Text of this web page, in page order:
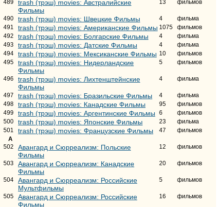
489
trash (трэш) movies: Австралийские
Фильмы
13 фильмов
490 trash (трэш) movies: Швецкие Фильмы 4
фильма
491
trash (трэш) movies: Американские Фильмы 1075
фильмов
492
trash (трэш) movies: Болгарские Фильмы 4
фильма
493
trash (трэш) movies: Датские Фильмы 4
фильма
494
trash (трэш) movies: Мексиканские Фильмы 10
фильмов
495
trash (трэш) movies: Нидерландские
Фильмы
5 фильмов
496
trash (трэш) movies: Лихтенштейнские
Фильмы
4 фильма
497 trash (трэш) movies: Бразильские Фильмы 4
фильма
498
trash (трэш) movies: Канадские Фильмы 95
фильмов
499
trash (трэш) movies: Аргентинские Фильмы 6
фильмов
500
trash (трэш) movies: Японские Фильмы 23
фильма
501
trash (трэш) movies: Французские Фильмы 47
фильмов
А
502
Авангард и Сюрреализм: Польские
Фильмы
12 фильмов
503
Авангард и Сюрреализм: Канадские
Фильмы
20 фильмов
504
Авангард и Сюрреализм: Российские
Мультфильмы
5 фильмов
505
Авангард и Сюрреализм: Российские
Фильмы
16 фильмов